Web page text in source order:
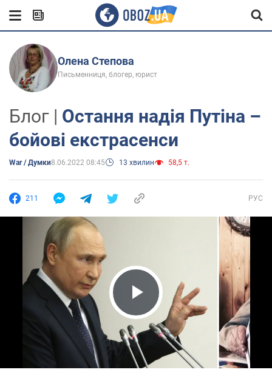
Олена Степова
Письменниця, блогер, юрист
Блог | Остання надія Путіна –
бойові екстрасенси
War / Думки8.06.2022 08:45 13 хвилин 58,5 т.
211 РУС
Play Video